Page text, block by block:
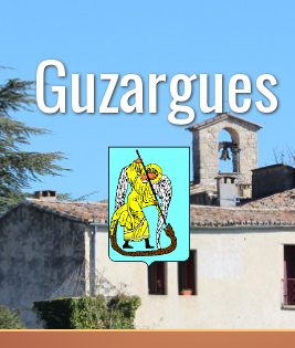
contenuGuzargues